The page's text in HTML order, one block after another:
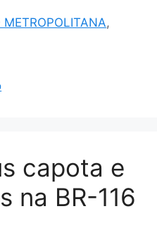
METROPOLITANA,
capota e
na BR-116